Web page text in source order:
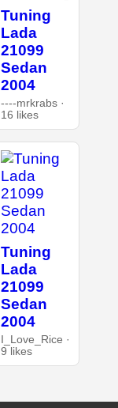
Tuning
Lada
21099
Sedan
2004
----mrkrabs ·
16 likes
Tuning
Lada
21099
Sedan
2004
I_Love_Rice ·
9 likes